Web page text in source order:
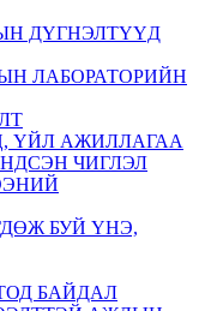
ДҮГНЭЛТҮҮД
ЛАБОРАТОРИЙН
ҮЙЛ АЖИЛЛАГАА
ЧИГЛЭЛ
БУЙ ҮНЭ,
БАЙДАЛ